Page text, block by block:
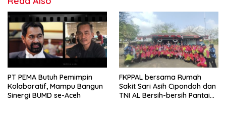
PT PEMA Butuh Pemimpin
Kolaboratif, Mampu Bangun
Sinergi BUMD se-Aceh
FKPPAL bersama Rumah
Sakit Sari Asih Cipondoh dan
TNI AL Bersih-bersih Pantai